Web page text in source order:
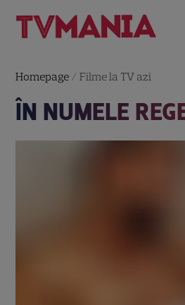
Homepage /Filme la TV azi
ÎN NUMELE